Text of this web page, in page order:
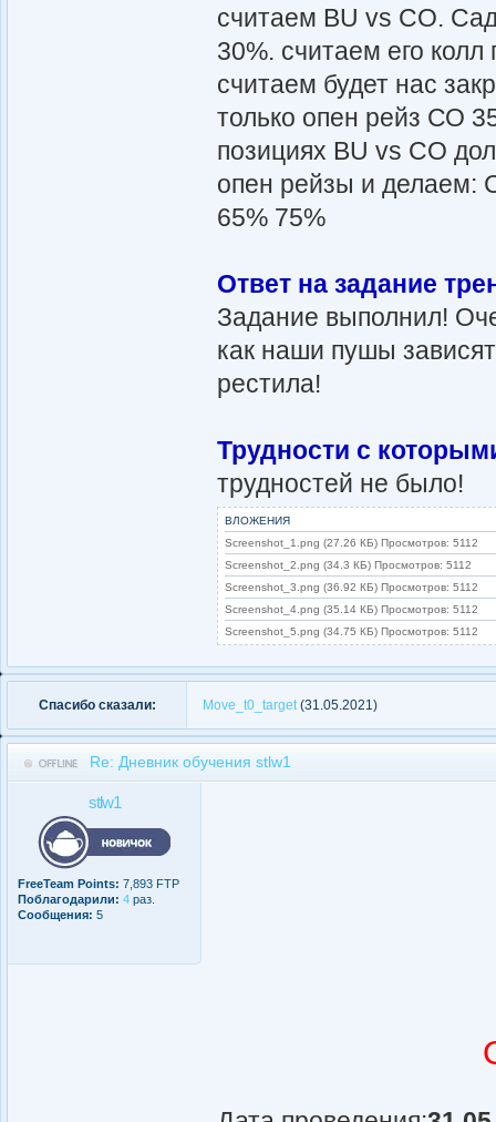
считаем BU vs CO.
30%. считаем его
считаем будет нас
только опен рейз СО
позициях BU vs CO
опен рейзы и делаем:
65% 75%
Ответ на задание
Задание выполнил!
как наши пушы
рестила!
Трудности с
трудностей не было!
ВЛОЖЕНИЯ
Screenshot_1.png (27.26 КБ) Просмотров: 5112
Screenshot_2.png (34.3 КБ) Просмотров: 5112
Screenshot_3.png (36.92 КБ) Просмотров: 5112
Screenshot_4.png (35.14 КБ) Просмотров: 5112
Screenshot_5.png (34.75 КБ) Просмотров: 5112
Спасибо сказали: Move_t0_target (31.05.2021)
Re: Дневник обучения stlw1
stlw1
FreeTeam Points: 7,893 FTP
Поблагодарили: 4 раз.
Сообщения: 5